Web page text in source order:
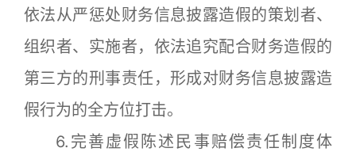
依法从严惩处财务信息披露造假的策划者、
组织者、实施者，依法追究配合财务造假的
第三方的刑事责任，形成对财务信息披露造
假行为的全方位打击。
6.完善虚假陈述民事赔偿责任制度体